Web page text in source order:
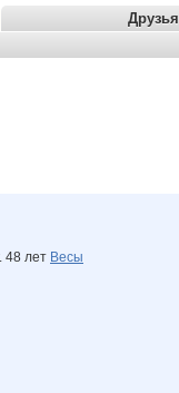
Друзья
48 лет Весы